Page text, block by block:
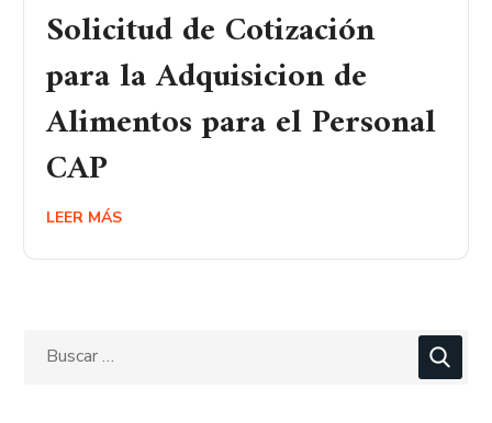
Solicitud de Cotización
para la Adquisicion de
Alimentos para el Personal
CAP
LEER MÁS